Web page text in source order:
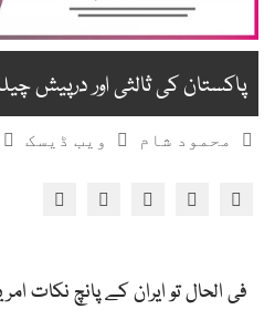
پاکستان کی ثالثی اور درپیش چیلنج
محمود شام ویب ڈیسک